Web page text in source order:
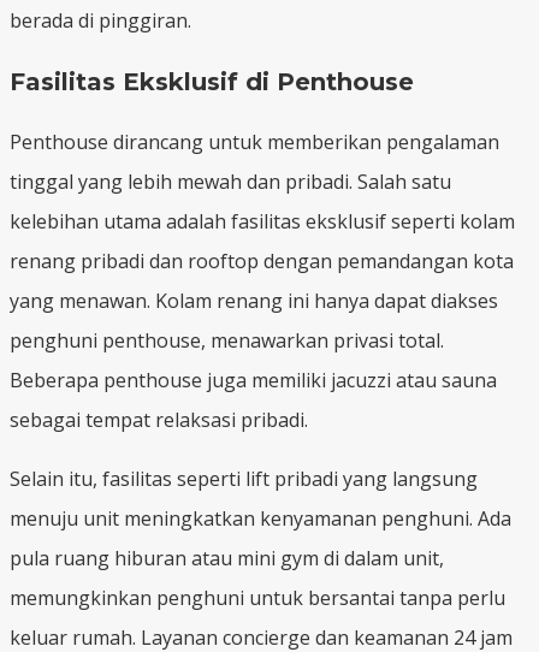
berada di pinggiran.
Fasilitas Eksklusif di Penthouse
Penthouse dirancang untuk memberikan pengalaman
tinggal yang lebih mewah dan pribadi. Salah satu
kelebihan utama adalah fasilitas eksklusif seperti kolam
renang pribadi dan rooftop dengan pemandangan kota
yang menawan. Kolam renang ini hanya dapat diakses
penghuni penthouse, menawarkan privasi total.
Beberapa penthouse juga memiliki jacuzzi atau sauna
sebagai tempat relaksasi pribadi.
Selain itu, fasilitas seperti lift pribadi yang langsung
menuju unit meningkatkan kenyamanan penghuni. Ada
pula ruang hiburan atau mini gym di dalam unit,
memungkinkan penghuni untuk bersantai tanpa perlu
keluar rumah. Layanan concierge dan keamanan 24 jam